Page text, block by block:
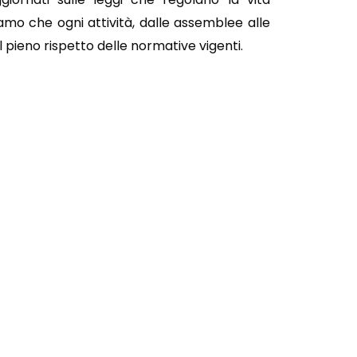
che ogni attività, dalle assemblee alle
pieno rispetto delle normative vigenti.